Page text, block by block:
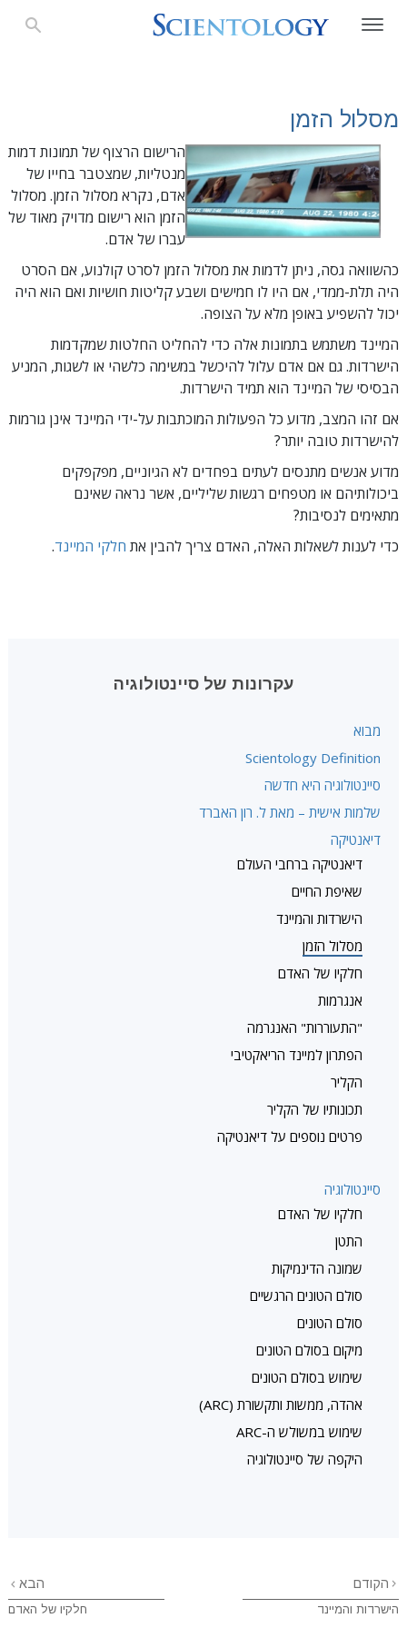
מסלול הזמן
הרישום הרצוף של תמונות דמות
מנטליות, שמצטבר בחייו של
אדם, נקרא מסלול הזמן. מסלול
הזמן הוא רישום מדויק מאוד של
עברו של אדם.
כהשוואה גסה, ניתן לדמות את מסלול הזמן לסרט קולנוע, אם הסרט
היה תלת-ממדי, אם היו לו חמישים ושבע קליטות חושיות ואם הוא היה
יכול להשפיע באופן מלא על הצופה.
המיינד משתמש בתמונות אלה כדי להחליט החלטות שמקדמות
הישרדות. גם אם אדם עלול להיכשל במשימה כלשהי או לשגות, המניע
הבסיסי של המיינד הוא תמיד הישרדות.
אם זהו המצב, מדוע כל הפעולות המוכתבות על-ידי המיינד אינן גורמות
להישרדות טובה יותר?
מדוע אנשים מתנסים לעתים בפחדים לא הגיוניים, מפקפקים
ביכולותיהם או מטפחים רגשות שליליים, אשר נראה שאינם
מתאימים לנסיבות?
כדי לענות לשאלות האלה, האדם צריך להבין את חלקי המיינד.
עקרונות של סיינטולוגיה
מבוא
Scientology Definition
סיינטולוגיה היא חדשה
שלמות אישית – מאת ל. רון האברד
דיאנטיקה
דיאנטיקה ברחבי העולם
שאיפת החיים
הישרדות והמיינד
מסלול הזמן
חלקיו של האדם
אנגרמות
"התעוררות" האנגרמה
הפתרון למיינד הריאקטיבי
הקליר
תכונותיו של הקליר
פרטים נוספים על דיאנטיקה
סיינטולוגיה
חלקיו של האדם
התטן
שמונה הדינמיקות
סולם הטונים הרגשיים
סולם הטונים
מיקום בסולם הטונים
שימוש בסולם הטונים
אהדה, ממשות ותקשורת (ARC)
שימוש במשולש ה-ARC
היקפה של סיינטולוגיה
הקודם
הישרדות והמיינד
הבא
חלקיו של האדם